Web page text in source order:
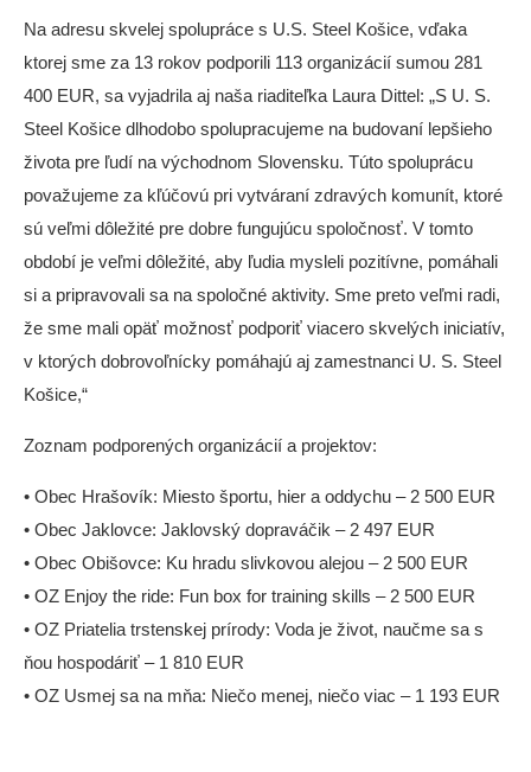
Na adresu skvelej spolupráce s U.S. Steel Košice, vďaka
ktorej sme za 13 rokov podporili 113 organizácií sumou 281
400 EUR, sa vyjadrila aj naša riaditeľka Laura Dittel: „S U. S.
Steel Košice dlhodobo spolupracujeme na budovaní lepšieho
života pre ľudí na východnom Slovensku. Túto spoluprácu
považujeme za kľúčovú pri vytváraní zdravých komunít, ktoré
sú veľmi dôležité pre dobre fungujúcu spoločnosť. V tomto
období je veľmi dôležité, aby ľudia mysleli pozitívne, pomáhali
si a pripravovali sa na spoločné aktivity. Sme preto veľmi radi,
že sme mali opäť možnosť podporiť viacero skvelých iniciatív,
v ktorých dobrovoľnícky pomáhajú aj zamestnanci U. S. Steel
Košice,“
Zoznam podporených organizácií a projektov:
• Obec Hrašovík: Miesto športu, hier a oddychu – 2 500 EUR
• Obec Jaklovce: Jaklovský dopraváčik – 2 497 EUR
• Obec Obišovce: Ku hradu slivkovou alejou – 2 500 EUR
• OZ Enjoy the ride: Fun box for training skills – 2 500 EUR
• OZ Priatelia trstenskej prírody: Voda je život, naučme sa s
ňou hospodáriť – 1 810 EUR
• OZ Usmej sa na mňa: Niečo menej, niečo viac – 1 193 EUR